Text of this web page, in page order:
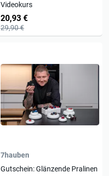
Videokurs
20,93 €
29,90 €
7hauben
Gutschein: Glänzende Pralinen